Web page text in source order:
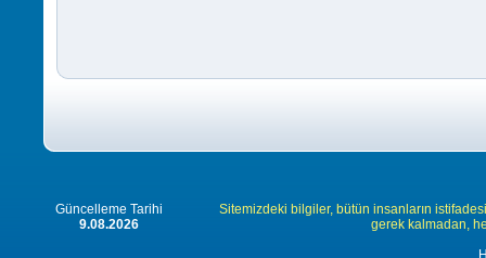
Güncelleme Tarihi
9.08.2026
Sitemizdeki bilgiler, bütün insanların
gerek kalmadan,